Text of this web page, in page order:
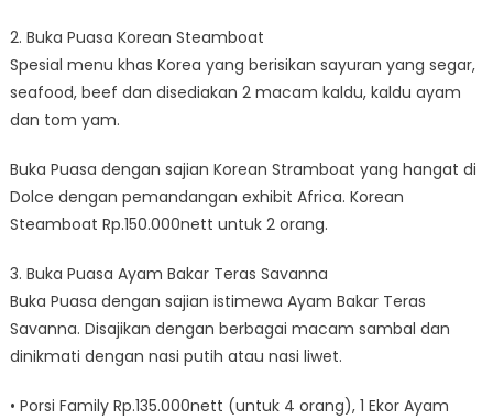
2. Buka Puasa Korean Steamboat
Spesial menu khas Korea yang berisikan sayuran yang segar,
seafood, beef dan disediakan 2 macam kaldu, kaldu ayam
dan tom yam.
Buka Puasa dengan sajian Korean Stramboat yang hangat di
Dolce dengan pemandangan exhibit Africa. Korean
Steamboat Rp.150.000nett untuk 2 orang.
3. Buka Puasa Ayam Bakar Teras Savanna
Buka Puasa dengan sajian istimewa Ayam Bakar Teras
Savanna. Disajikan dengan berbagai macam sambal dan
dinikmati dengan nasi putih atau nasi liwet.
• Porsi Family Rp.135.000nett (untuk 4 orang), 1 Ekor Ayam